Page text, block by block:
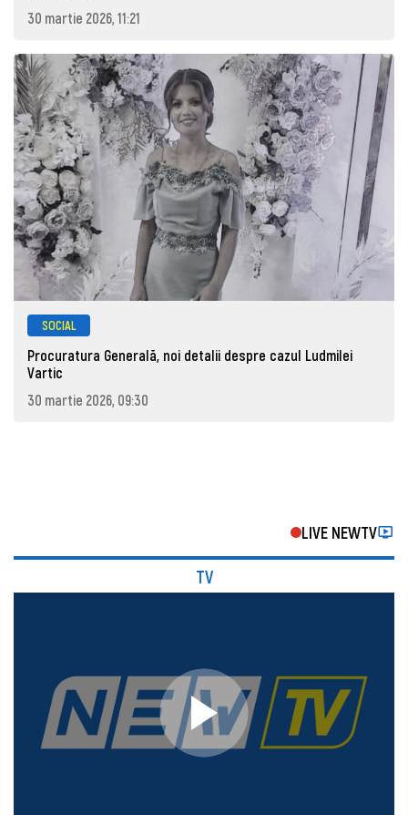
30 martie 2026, 11:21
SOCIAL
Procuratura Generală, noi detalii despre cazul Ludmilei
Vartic
30 martie 2026, 09:30
LIVE NEWTV
TV